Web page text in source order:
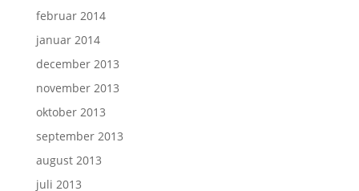
februar 2014
januar 2014
december 2013
november 2013
oktober 2013
september 2013
august 2013
juli 2013